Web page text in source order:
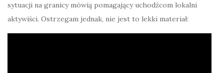
sytuacji na granicy mówią pomagający uchodźcom lokalni
aktywiści. Ostrzegam jednak, nie jest to lekki materiał: